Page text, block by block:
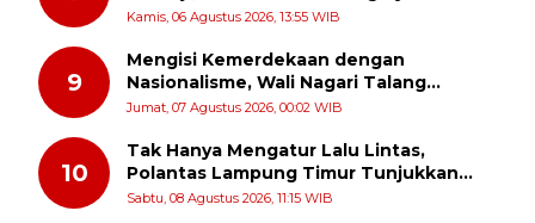
untuk Wujudkan Impian ke Tanah Suci
Kamis, 06 Agustus 2026, 13:55 WIB
9
Mengisi Kemerdekaan dengan
Nasionalisme, Wali Nagari Talang
Serukan Pengibaran Bendera Merah
Jumat, 07 Agustus 2026, 00:02 WIB
10
Tak Hanya Mengatur Lalu Lintas,
Polantas Lampung Timur Tunjukkan
Kepedulian Sosial
Sabtu, 08 Agustus 2026, 11:15 WIB